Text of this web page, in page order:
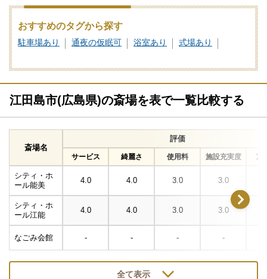
も解説
家族葬の基礎知識｜費用や流れ、メリットと注意点について
おすすめのタグから探す
駐車場あり 通夜の仮眠可 浴室あり 式場あり
江田島市(広島県)の斎場を表で一覧比較する
斎場名
評価
サービス 綺麗さ 使用料 施設充実度 ア
シティ・ホ
ール能美
4.0 4.0 3.0 3.0
シティ・ホ
ール江能
4.0 4.0 3.0 3.0
なごみ会館 - - - -
全て表示